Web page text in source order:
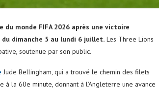
du monde FIFA 2026 après une victoire
dimanche 5 au lundi 6 juillet. Les Three Lions
soutenue par son public.
Jude Bellingham, qui a trouvé le chemin des filets
la 60e minute, donnant à l’Angleterre une avance